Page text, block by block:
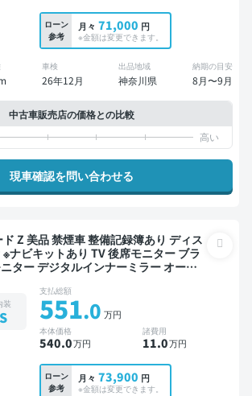
ローン
参考
月々 71,000 円
※金額は変更できます。
車検
26年12月
出品地域
神奈川県
納期の目安
8月〜9月
中古車販売店の価格との比較
現車確認を問い合わせる
り ディス
ナビキットあり TV 後席モニター ブラ
ター デジタルインナーミラー オート
メラ ドライブレコーダー 衝突軽減 両側
7人乗り
装
S
支払総額
551.0 万円
本体価格
540.0万円
諸費用
11.0万円
ローン
参考
月々 73,900 円
※金額は変更できます。